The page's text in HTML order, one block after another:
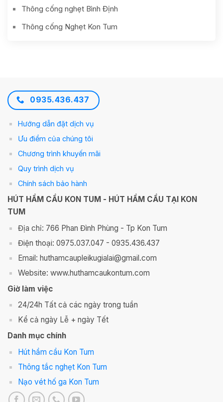
Thông cống nghẹt Bình Định
Thông cống Nghẹt Kon Tum
0935.436.437
Hướng dẫn đặt dịch vụ
Ưu điểm của chúng tôi
Chương trình khuyến mãi
Quy trình dịch vụ
Chính sách bảo hành
HÚT HẦM CẦU KON TUM - HÚT HẦM CẦU TẠI KON
TUM
Địa chỉ: 766 Phan Đình Phùng - Tp Kon Tum
Điện thoại: 0975.037.047 - 0935.436.437
Email: huthamcaupleikugialai@gmail.com
Website: www.huthamcaukontum.com
Giờ làm việc
24/24h Tất cả các ngày trong tuần
Kể cả ngày Lễ + ngày Tết
Danh mục chính
Hút hầm cầu Kon Tum
Thông tắc nghẹt Kon Tum
Nạo vét hố ga Kon Tum